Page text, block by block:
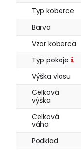
Typ koberce
Barva
Vzor koberca
Typ pokoje
Výška vlasu
Celková
výška
Celková
váha
Podklad